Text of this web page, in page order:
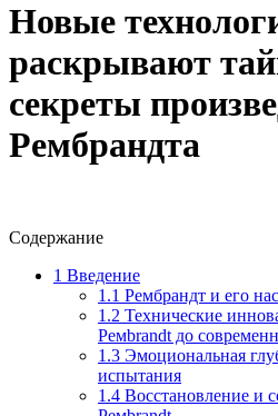
Новые
раскрывают
секреты
Рембрандта
Содержание
1 Введение
1.1 Рембрандт и его
1.2 Технические
Ремbrandt до
1.3 Эмоциональная
испытания
1.4 Восстановление и